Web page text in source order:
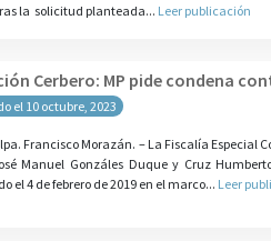
la solicitud planteada... Leer publicación
Cerbero: MP pide condena
el 10 octubre, 2023
Francisco Morazán. – La Fiscalía Especial
Manuel Gonzáles Duque y Cruz
el 4 de febrero de 2019 en el marco... Leer